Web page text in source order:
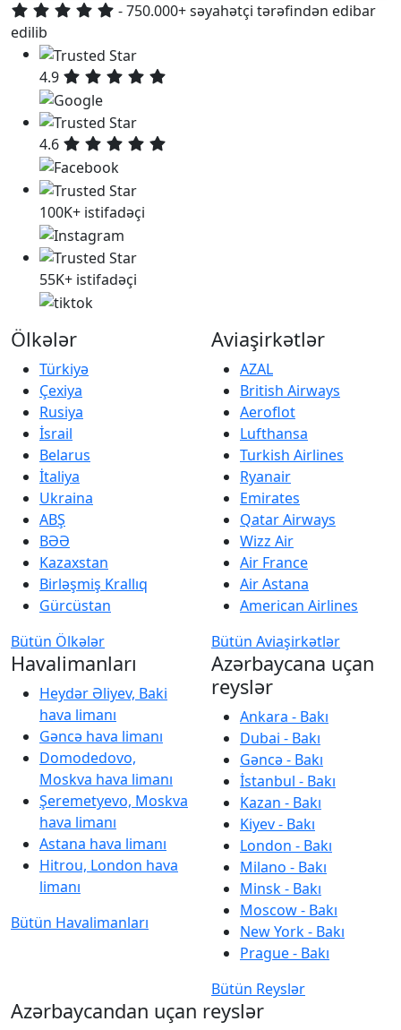
- 750.000+ səyahətçi tərəfindən edibar
edilib
4.9
4.6
100K+ istifadəçi
55K+ istifadəçi
Ölkələr
Türkiyə
Çexiya
Rusiya
İsrail
Belarus
İtaliya
Ukraina
ABŞ
BƏƏ
Kazaxstan
Birləşmiş Krallıq
Gürcüstan
Bütün Ölkələr
Aviaşirkətlər
AZAL
British Airways
Aeroflot
Lufthansa
Turkish Airlines
Ryanair
Emirates
Qatar Airways
Wizz Air
Air France
Air Astana
American Airlines
Bütün Aviaşirkətlər
Havalimanları
Heydər Əliyev, Baki
hava limanı
Gəncə hava limanı
Domodedovo,
Moskva hava limanı
Şeremetyevo, Moskva
hava limanı
Astana hava limanı
Hitrou, London hava
limanı
Bütün Havalimanları
Azərbaycana uçan
reyslər
Ankara - Bakı
Dubai - Bakı
Gəncə - Bakı
İstanbul - Bakı
Kazan - Bakı
Kiyev - Bakı
London - Bakı
Milano - Bakı
Minsk - Bakı
Moscow - Bakı
New York - Bakı
Prague - Bakı
Bütün Reyslər
Azərbaycandan uçan reyslər